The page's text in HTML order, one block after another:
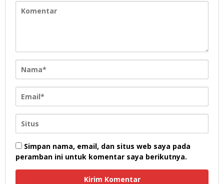
Simpan nama, email, dan situs web saya pada
peramban ini untuk komentar saya berikutnya.